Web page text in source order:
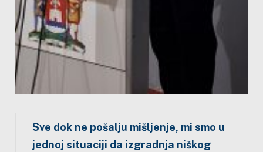
Sve dok ne pošalju mišljenje, mi smo u
jednoj situaciji da izgradnja niškog